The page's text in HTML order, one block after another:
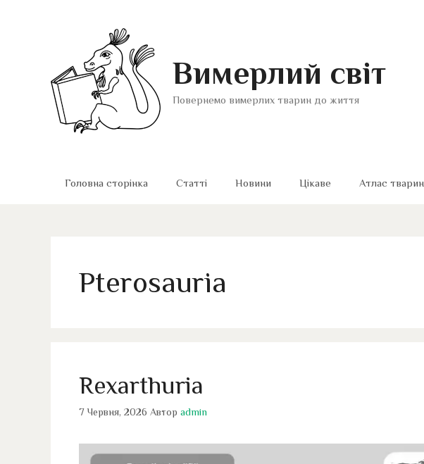
Вимерлий світ
Повернемо вимерлих тварин до життя
Головна сторінка Статті Новини Цікаве Атлас тварин
Pterosauria
Rexarthuria
7 Червня, 2026 Автор admin